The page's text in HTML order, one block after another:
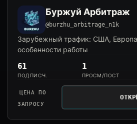
Буржуй Арбитраж
@burzhu_arbitrage_n1k
Зарубежный трафик: США,
особенности работы
61
ПОДПИСЧ.
1
ПРОСМ/ПОСТ
ЦЕНА ПО
ЗАПРОСУ